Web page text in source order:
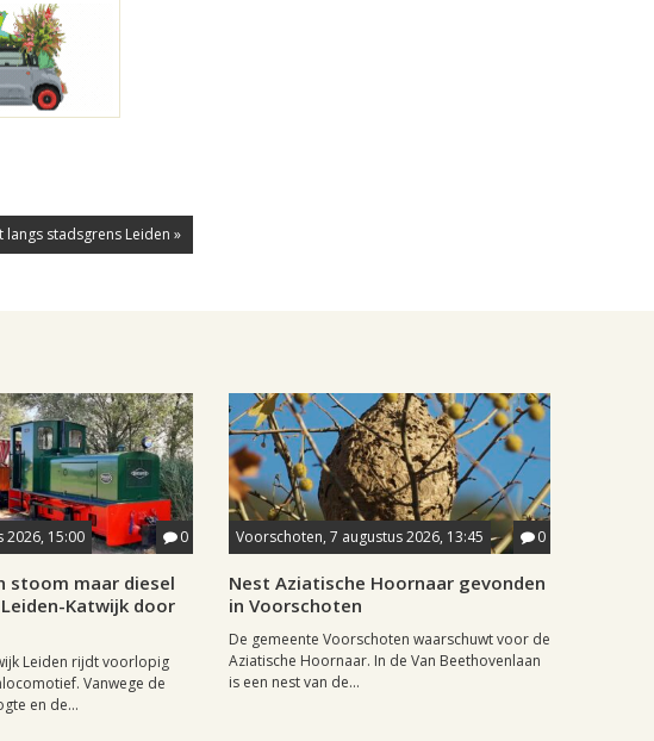
stadsgrens Leiden »
2026, 15:00 0
stoom maar diesel
Katwijk door
Leiden rijdt voorlopig
Vanwege de
en de...
Voorschoten, 7 augustus 2026, 13:45 0
Nest Aziatische Hoornaar gevonden
in Voorschoten
De gemeente Voorschoten waarschuwt voor de
Aziatische Hoornaar. In de Van Beethovenlaan
is een nest van de...